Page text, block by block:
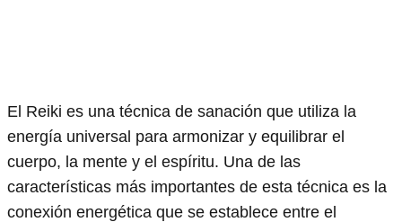
El Reiki es una técnica de sanación que utiliza la
energía universal para armonizar y equilibrar el
cuerpo, la mente y el espíritu. Una de las
características más importantes de esta técnica es la
conexión energética que se establece entre el